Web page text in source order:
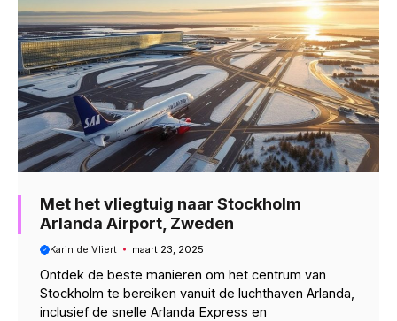
Met het vliegtuig naar Stockholm
Arlanda Airport, Zweden
Karin de Vliert maart 23, 2025
Ontdek de beste manieren om het centrum van
Stockholm te bereiken vanuit de luchthaven Arlanda,
inclusief de snelle Arlanda Express en